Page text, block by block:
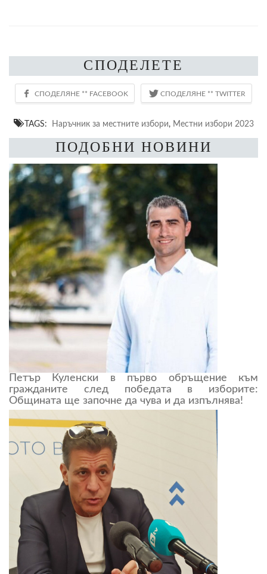
СПОДЕЛЕТЕ
TAGS: Наръчник за местните избори, Местни избори 2023
ПОДОБНИ НОВИНИ
Петър Куленски в първо обръщение към
гражданите след победата в изборите:
Общината ще започне да чува и да изпълнява!